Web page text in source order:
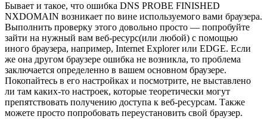
Бывает и такое, что ошибка DNS PROBE FINISHED
NXDOMAIN возникает по вине используемого вами браузера.
Выполнить проверку этого довольно просто — попробуйте
зайти на нужный вам веб-ресурс(или любой) с помощью
иного браузера, например, Internet Explorer или EDGE. Если
же она другом браузере ошибка не возникла, то проблема
заключается определенно в вашем основном браузере.
Покопайтесь в его настройках и посмотрите, не выставлено
ли там каких-то настроек, которые теоретически могут
препятствовать получению доступа к веб-ресурсам. Также
можете просто попробовать переустановить свой браузер.